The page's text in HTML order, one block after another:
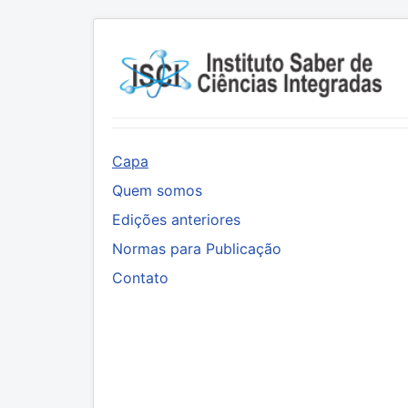
Capa
Quem somos
Edições anteriores
Normas para Publicação
Contato